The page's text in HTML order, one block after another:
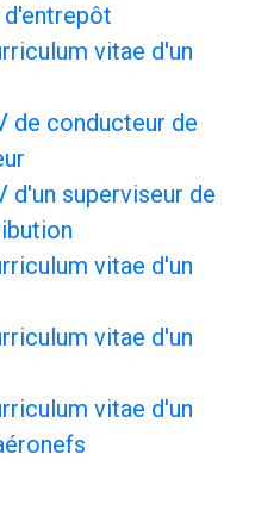
vitae d'un
de conducteur de
d'un superviseur de
vitae d'un
vitae d'un
vitae d'un